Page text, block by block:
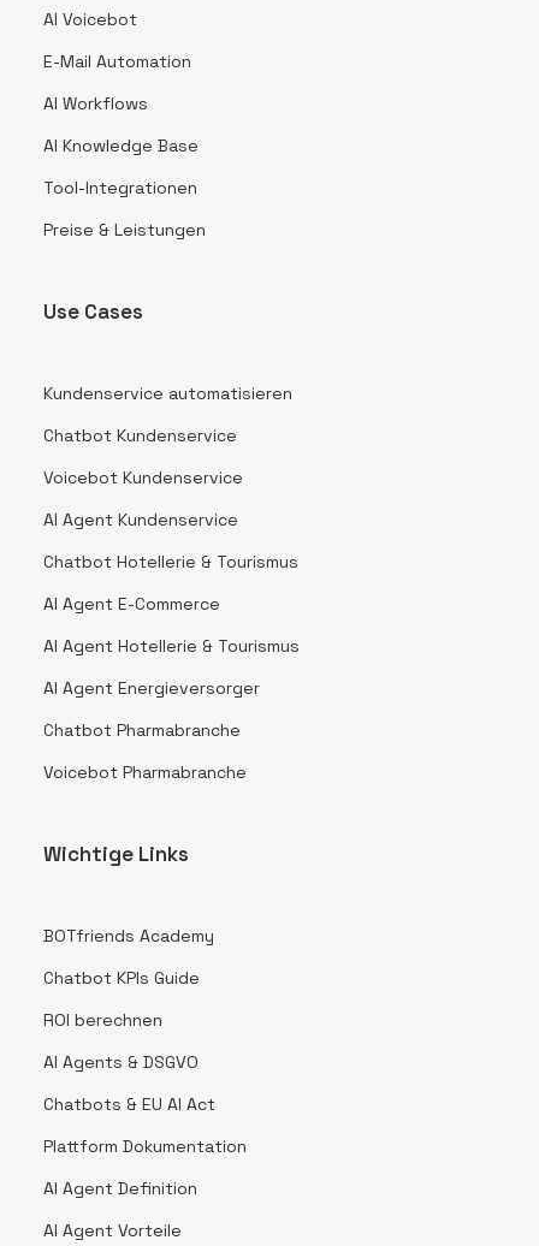
AI Voicebot
E-Mail Automation
AI Workflows
AI Knowledge Base
Tool-Integrationen
Preise & Leistungen
Use Cases
Kundenservice automatisieren
Chatbot Kundenservice
Voicebot Kundenservice
AI Agent Kundenservice
Chatbot Hotellerie & Tourismus
AI Agent E-Commerce
AI Agent Hotellerie & Tourismus
AI Agent Energieversorger
Chatbot Pharmabranche
Voicebot Pharmabranche
Wichtige Links
BOTfriends Academy
Chatbot KPIs Guide
ROI berechnen
AI Agents & DSGVO
Chatbots & EU AI Act
Plattform Dokumentation
AI Agent Definition
AI Agent Vorteile